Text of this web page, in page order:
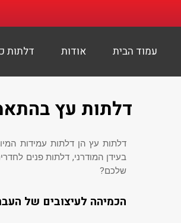
עמוד הבית אודות דלתות
דלתות עץ
דלתות עץ הן דלתות עמידות
בעידן המודרני, דלתות פנים
שלכם?
הכמיהה לעיצובים של